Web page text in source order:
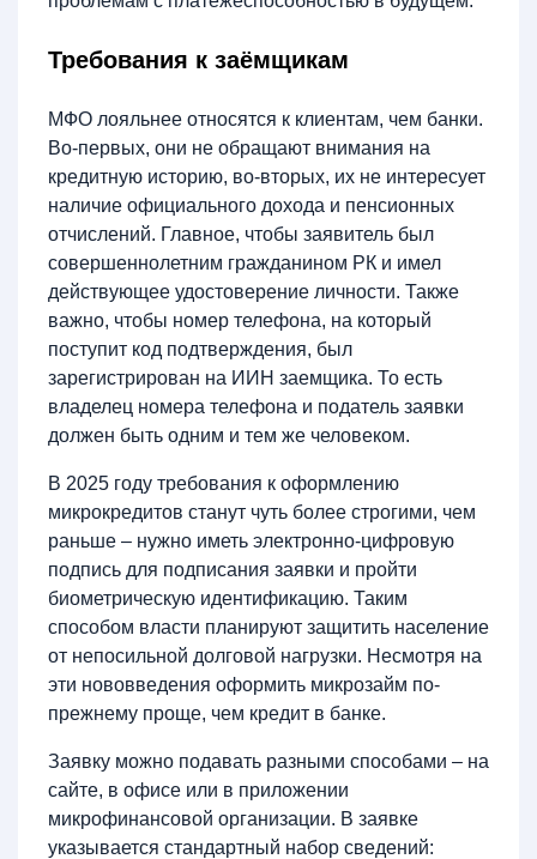
Требования к заёмщикам
МФО лояльнее относятся к клиентам, чем банки.
Во-первых, они не обращают внимания на
кредитную историю, во-вторых, их не интересует
наличие официального дохода и пенсионных
отчислений. Главное, чтобы заявитель был
совершеннолетним гражданином РК и имел
действующее удостоверение личности. Также
важно, чтобы номер телефона, на который
поступит код подтверждения, был
зарегистрирован на ИИН заемщика. То есть
владелец номера телефона и податель заявки
должен быть одним и тем же человеком.
В 2025 году требования к оформлению
микрокредитов станут чуть более строгими, чем
раньше – нужно иметь электронно-цифровую
подпись для подписания заявки и пройти
биометрическую идентификацию. Таким
способом власти планируют защитить население
от непосильной долговой нагрузки. Несмотря на
эти нововведения оформить микрозайм по-
прежнему проще, чем кредит в банке.
Заявку можно подавать разными способами – на
сайте, в офисе или в приложении
микрофинансовой организации. В заявке
указывается стандартный набор сведений: